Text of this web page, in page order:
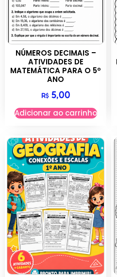
NÚMEROS DECIMAIS –
ATIVIDADES DE
MATEMÁTICA PARA O 5º
ANO
R$5,00
Adicionar ao carrinho